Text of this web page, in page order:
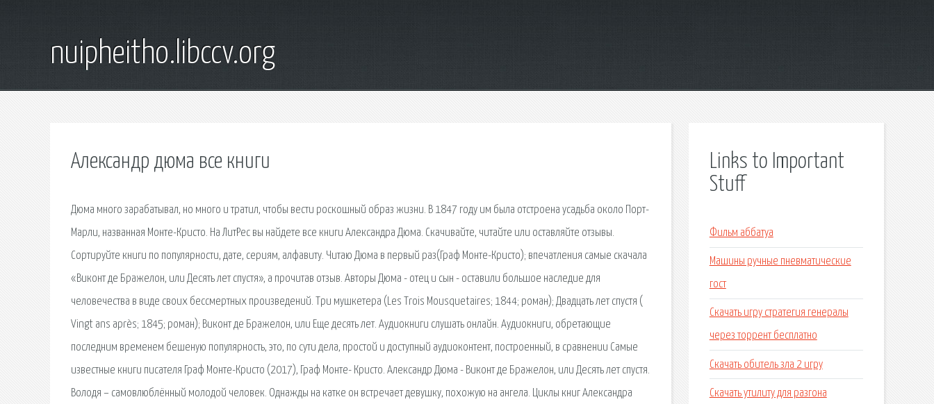
nuipheitho.libccv.org
Александр дюма все книги
Дюма много зарабатывал, но много и тратил, чтобы вести роскошный образ жизни. В 1847 году им была отстроена усадьба около Порт-
Марли, названная Монте-Кристо. На ЛитРес вы найдете все книги Александра Дюма. Скачивайте, читайте или оставляйте отзывы.
Сортируйте книги по популярности, дате, сериям, алфавиту. Читаю Дюма в первый раз(Граф Монте-Кристо); впечатления самые скачала
«Виконт де Бражелон, или Десять лет спустя», а прочитав отзыв. Авторы Дюма - отец и сын - оставили большое наследие для
человечества в виде своих бессмертных произведений. Три мушкетера (Les Trois Mousquetaires; 1844; роман); Двадцать лет спустя (
Vingt ans après; 1845; роман); Виконт де Бражелон, или Еще десять лет. Аудиокниги слушать онлайн. Аудиокниги, обретающие
последним временем бешеную популярность, это, по сути дела, простой и доступный аудиоконтент, построенный, в сравнении Самые
известные книги писателя Граф Монте-Кристо (2017), Граф Монте- Кристо. Александр Дюма - Виконт де Бражелон, или Десять лет спустя.
Володя – самовлюблённый молодой человек. Однажды на катке он встречает девушку, похожую на ангела. Циклы книг Александра
Links to Important
Stuff
Фильм аббатуа
Машины ручные пневматические
гост
Скачать игру стратегия генералы
через торрент бесплатно
Скачать обитель зла 2 игру
Скачать утилиту для разгона